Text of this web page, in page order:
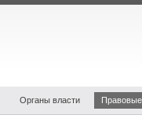
Органы власти